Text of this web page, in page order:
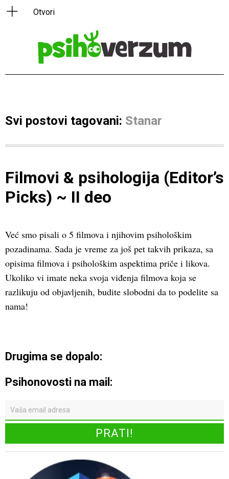
Svi postovi tagovani: Stanar
Filmovi & psihologija (Editor’s
Picks) ~ II deo
Već smo pisali o 5 filmova i njihovim psihološkim
pozadinama. Sada je vreme za još pet takvih prikaza, sa
opisima filmova i psihološkim aspektima priče i likova.
Ukoliko vi imate neka svoja viđenja filmova koja se
razlikuju od objavljenih, budite slobodni da to podelite sa
nama!
Drugima se dopalo:
Psihonovosti na mail: